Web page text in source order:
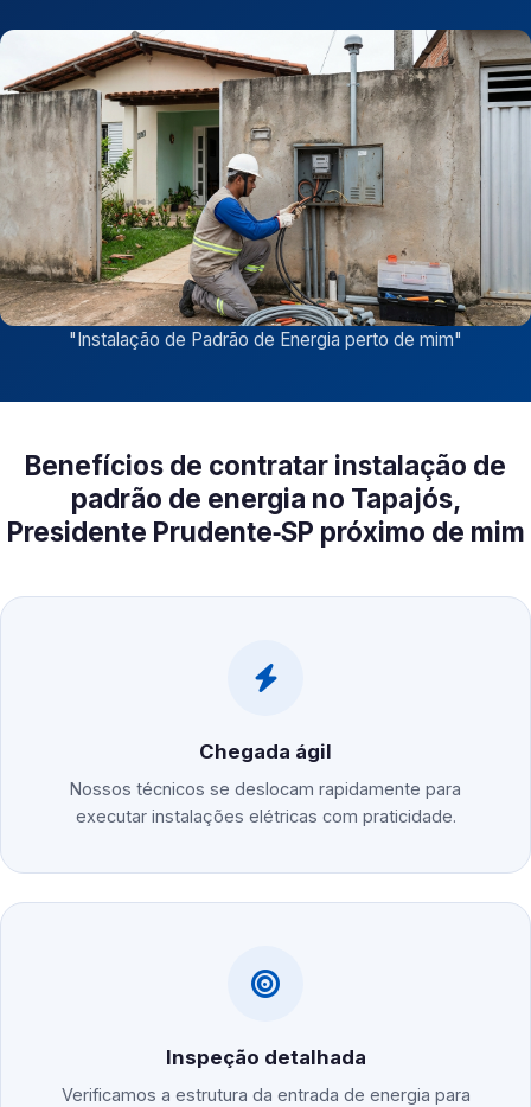
"Instalação de Padrão de Energia perto de mim"
Benefícios de contratar instalação de
padrão de energia no Tapajós,
Presidente Prudente‑SP próximo de mim
Chegada ágil
Nossos técnicos se deslocam rapidamente para
executar instalações elétricas com praticidade.
Inspeção detalhada
Verificamos a estrutura da entrada de energia para